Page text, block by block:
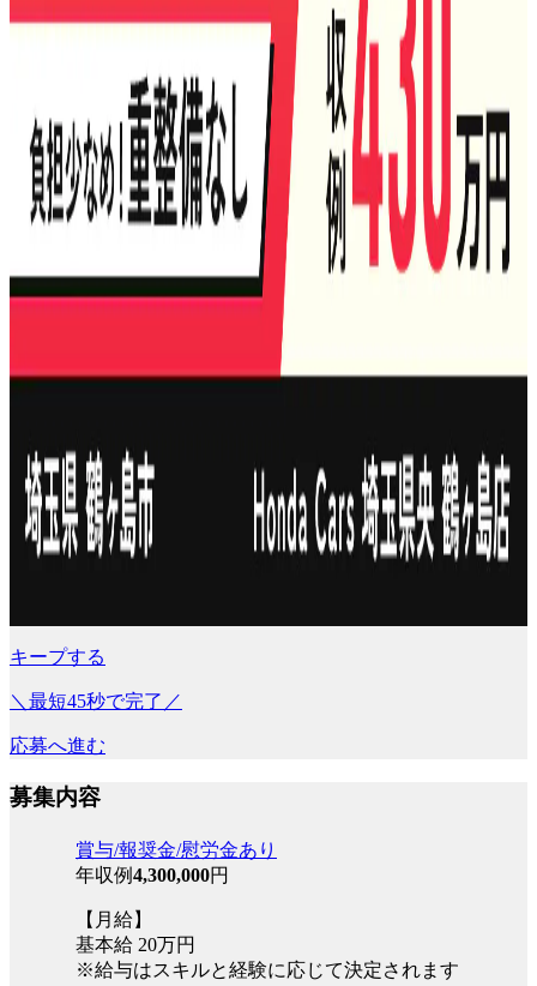
キープする
＼最短45秒で完了／
応募へ進む
募集内容
賞与/報奨金/慰労金あり
年収例4,300,000円
【月給】
基本給 20万円
※給与はスキルと経験に応じて決定されます